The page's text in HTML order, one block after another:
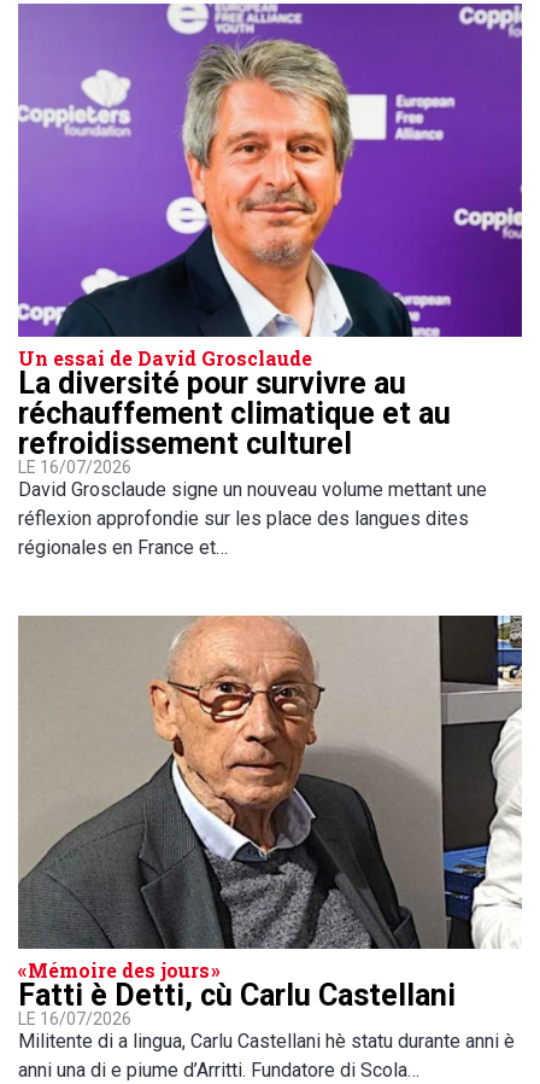
Un essai de David Grosclaude
La diversité pour survivre au
réchauffement climatique et au
refroidissement culturel
LE 16/07/2026
David Grosclaude signe un nouveau volume mettant une
réflexion approfondie sur les place des langues dites
régionales en France et…
« Mémoire des jours »
Fatti è Detti, cù Carlu Castellani
LE 16/07/2026
Militente di a lingua, Carlu Castellani hè statu durante anni è
anni una di e piume d’Arritti. Fundatore di Scola…